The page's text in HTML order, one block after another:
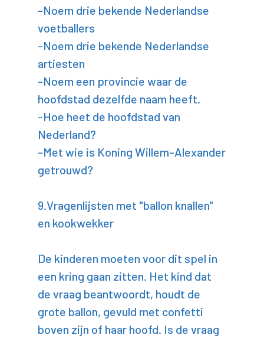
-Noem drie bekende Nederlandse
voetballers
-Noem drie bekende Nederlandse
artiesten
-Noem een provincie waar de
hoofdstad dezelfde naam heeft.
-Hoe heet de hoofdstad van
Nederland?
-Met wie is Koning Willem-Alexander
getrouwd?
9.Vragenlijsten met "ballon knallen"
en kookwekker
De kinderen moeten voor dit spel in
een kring gaan zitten. Het kind dat
de vraag beantwoordt, houdt de
grote ballon, gevuld met confetti
boven zijn of haar hoofd. Is de vraag